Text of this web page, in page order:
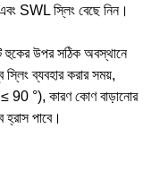
SWL স্লিং বেছে নিন।
হুকের উপর সঠিক অবস্থানে
স্লিং ব্যবহার করার সময়,
90 °), কারণ কোণ বাড়ানোর
পাবে।